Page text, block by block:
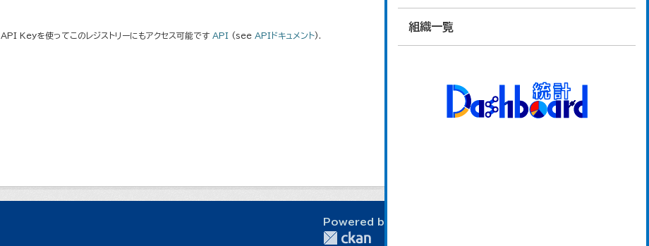
組織一覧
API Keyを使ってこのレジストリーにもアクセス可能です API (see APIドキュメント).
Powered by